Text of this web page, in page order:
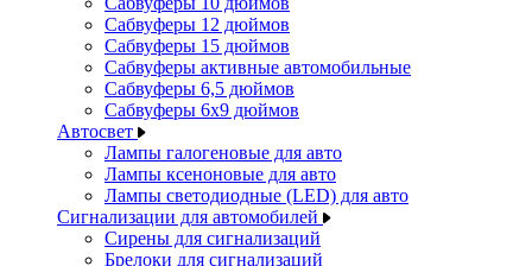
Сабвуферы 12 дюймов
Сабвуферы 15 дюймов
Сабвуферы активные автомобильные
Сабвуферы 6,5 дюймов
Сабвуферы 6x9 дюймов
Автосвет
Лампы галогеновые для авто
Лампы ксеноновые для авто
Лампы светодиодные (LED) для авто
Сигнализации для автомобилей
Сирены для сигнализаций
Брелоки для сигнализаций